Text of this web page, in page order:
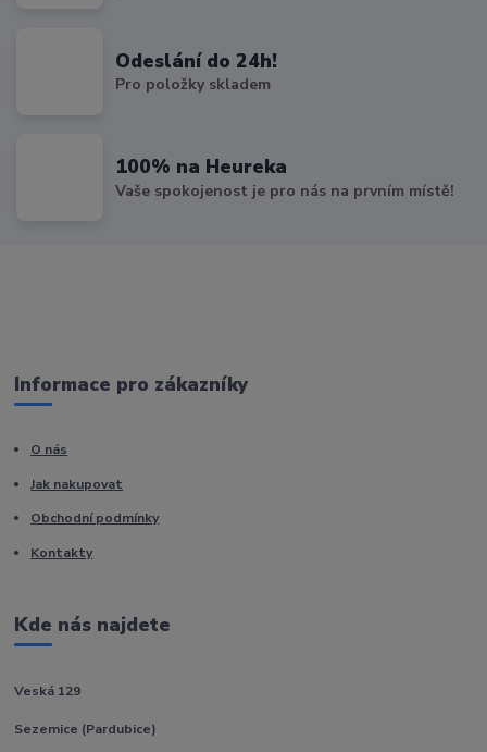
Odeslání do 24h!
Pro položky skladem
100% na Heureka
Vaše spokojenost je pro nás na prvním místě!
Informace pro zákazníky
O nás
Jak nakupovat
Obchodní podmínky
Kontakty
Kde nás najdete
Veská 129
Sezemice (Pardubice)